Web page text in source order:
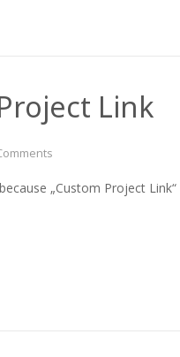
Link
„Custom Project Link“